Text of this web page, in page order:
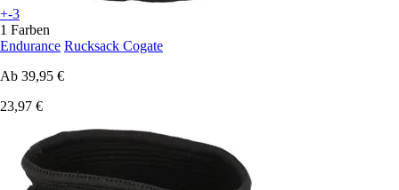
+-3
1 Farben
Endurance Rucksack Cogate
Ab 39,95 €
23,97 €